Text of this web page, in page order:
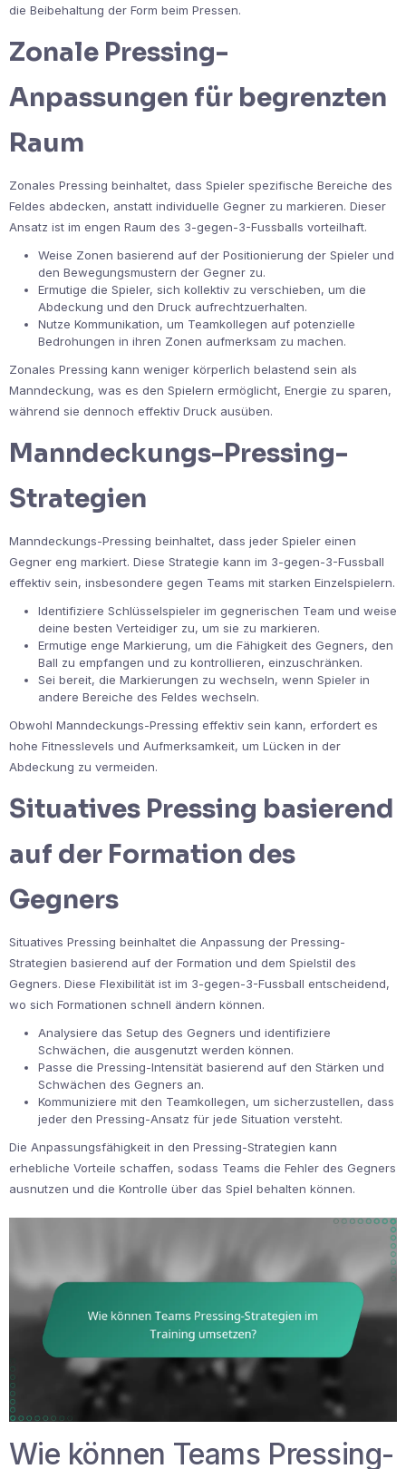
die Beibehaltung der Form beim Pressen.
Zonale Pressing-
Anpassungen für begrenzten
Raum
Zonales Pressing beinhaltet, dass Spieler spezifische Bereiche des
Feldes abdecken, anstatt individuelle Gegner zu markieren. Dieser
Ansatz ist im engen Raum des 3-gegen-3-Fussballs vorteilhaft.
Weise Zonen basierend auf der Positionierung der Spieler und
den Bewegungsmustern der Gegner zu.
Ermutige die Spieler, sich kollektiv zu verschieben, um die
Abdeckung und den Druck aufrechtzuerhalten.
Nutze Kommunikation, um Teamkollegen auf potenzielle
Bedrohungen in ihren Zonen aufmerksam zu machen.
Zonales Pressing kann weniger körperlich belastend sein als
Manndeckung, was es den Spielern ermöglicht, Energie zu sparen,
während sie dennoch effektiv Druck ausüben.
Manndeckungs-Pressing-
Strategien
Manndeckungs-Pressing beinhaltet, dass jeder Spieler einen
Gegner eng markiert. Diese Strategie kann im 3-gegen-3-Fussball
effektiv sein, insbesondere gegen Teams mit starken Einzelspielern.
Identifiziere Schlüsselspieler im gegnerischen Team und weise
deine besten Verteidiger zu, um sie zu markieren.
Ermutige enge Markierung, um die Fähigkeit des Gegners, den
Ball zu empfangen und zu kontrollieren, einzuschränken.
Sei bereit, die Markierungen zu wechseln, wenn Spieler in
andere Bereiche des Feldes wechseln.
Obwohl Manndeckungs-Pressing effektiv sein kann, erfordert es
hohe Fitnesslevels und Aufmerksamkeit, um Lücken in der
Abdeckung zu vermeiden.
Situatives Pressing basierend
auf der Formation des
Gegners
Situatives Pressing beinhaltet die Anpassung der Pressing-
Strategien basierend auf der Formation und dem Spielstil des
Gegners. Diese Flexibilität ist im 3-gegen-3-Fussball entscheidend,
wo sich Formationen schnell ändern können.
Analysiere das Setup des Gegners und identifiziere
Schwächen, die ausgenutzt werden können.
Passe die Pressing-Intensität basierend auf den Stärken und
Schwächen des Gegners an.
Kommuniziere mit den Teamkollegen, um sicherzustellen, dass
jeder den Pressing-Ansatz für jede Situation versteht.
Die Anpassungsfähigkeit in den Pressing-Strategien kann
erhebliche Vorteile schaffen, sodass Teams die Fehler des Gegners
ausnutzen und die Kontrolle über das Spiel behalten können.
Wie können Teams Pressing-